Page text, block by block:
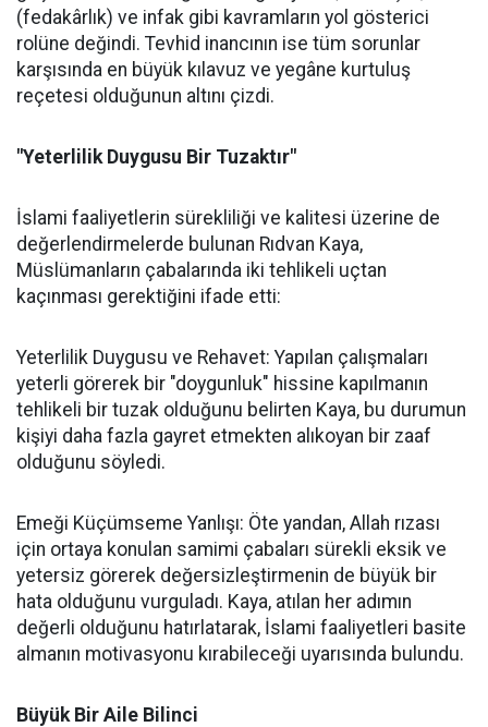
(fedakârlık) ve infak gibi kavramların yol gösterici
rolüne değindi. Tevhid inancının ise tüm sorunlar
karşısında en büyük kılavuz ve yegâne kurtuluş
reçetesi olduğunun altını çizdi.
"Yeterlilik Duygusu Bir Tuzaktır"
İslami faaliyetlerin sürekliliği ve kalitesi üzerine de
değerlendirmelerde bulunan Rıdvan Kaya,
Müslümanların çabalarında iki tehlikeli uçtan
kaçınması gerektiğini ifade etti:
Yeterlilik Duygusu ve Rehavet: Yapılan çalışmaları
yeterli görerek bir "doygunluk" hissine kapılmanın
tehlikeli bir tuzak olduğunu belirten Kaya, bu durumun
kişiyi daha fazla gayret etmekten alıkoyan bir zaaf
olduğunu söyledi.
Emeği Küçümseme Yanlışı: Öte yandan, Allah rızası
için ortaya konulan samimi çabaları sürekli eksik ve
yetersiz görerek değersizleştirmenin de büyük bir
hata olduğunu vurguladı. Kaya, atılan her adımın
değerli olduğunu hatırlatarak, İslami faaliyetleri basite
almanın motivasyonu kırabileceği uyarısında bulundu.
Büyük Bir Aile Bilinci